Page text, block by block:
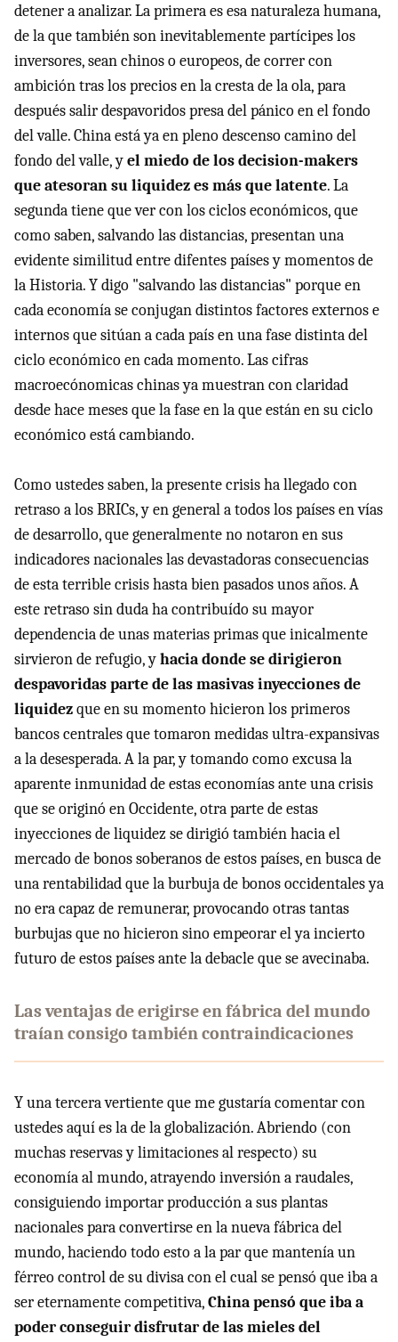
detener a analizar. La primera es esa naturaleza humana,
de la que también son inevitablemente partícipes los
inversores, sean chinos o europeos, de correr con
ambición tras los precios en la cresta de la ola, para
después salir despavoridos presa del pánico en el fondo
del valle. China está ya en pleno descenso camino del
fondo del valle, yel miedo de los decision-makers
que atesoran su liquidez es más que latente. La
segunda tiene que ver con los ciclos económicos, que
como saben, salvando las distancias, presentan una
evidente similitud entre difentes países y momentos de
la Historia. Y digo "salvando las distancias" porque en
cada economía se conjugan distintos factores externos e
internos que sitúan a cada país en una fase distinta del
ciclo económico en cada momento. Las cifras
macroecónomicas chinas ya muestran con claridad
desde hace meses que la fase en la que están en su ciclo
económico está cambiando.
Como ustedes saben, la presente crisis ha llegado con
retraso a los BRICs, y en general a todos los países en vías
de desarrollo, que generalmente no notaron en sus
indicadores nacionales las devastadoras consecuencias
de esta terrible crisis hasta bien pasados unos años. A
este retraso sin duda ha contribuído su mayor
dependencia de unas materias primas que inicalmente
sirvieron de refugio, yhacia donde se dirigieron
despavoridas parte de las masivas inyecciones de
liquidezque en su momento hicieron los primeros
bancos centrales que tomaron medidas ultra-expansivas
a la desesperada. A la par, y tomando como excusa la
aparente inmunidad de estas economías ante una crisis
que se originó en Occidente, otra parte de estas
inyecciones de liquidez se dirigió también hacia el
mercado de bonos soberanos de estos países, en busca de
una rentabilidad que la burbuja de bonos occidentales ya
no era capaz de remunerar, provocando otras tantas
burbujas que no hicieron sino empeorar el ya incierto
futuro de estos países ante la debacle que se avecinaba.
Las ventajas de erigirse en fábrica del mundo
traían consigo también contraindicaciones
Y una tercera vertiente que me gustaría comentar con
ustedes aquí es la de la globalización. Abriendo (con
muchas reservas y limitaciones al respecto) su
economía al mundo, atrayendo inversión a raudales,
consiguiendo importar producción a sus plantas
nacionales para convertirse en la nueva fábrica del
mundo, haciendo todo esto a la par que mantenía un
férreo control de su divisa con el cual se pensó que iba a
ser eternamente competitiva,China pensó que iba a
poder conseguir disfrutar de las mieles del